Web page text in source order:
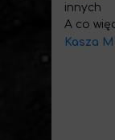
innych
A co
Kasza